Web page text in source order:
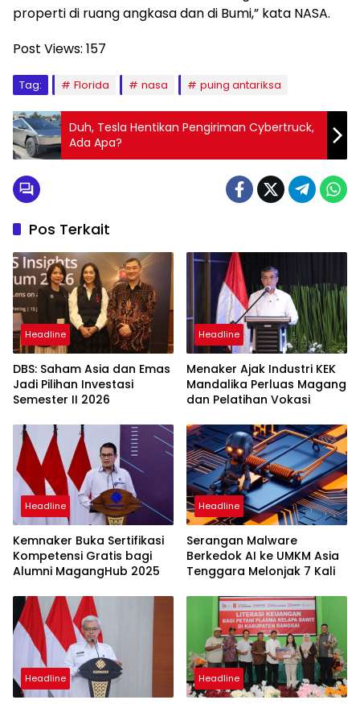
properti di ruang angkasa dan di Bumi,” kata NASA.
Post Views: 157
Tag: Florida nasa puing antariksa
Duh, Tesla Hentikan Pengiriman Cybertruck,
Ada Apa?
Pos Terkait
Headline
DBS: Saham Asia dan Emas
Jadi Pilihan Investasi
Semester II 2026
Headline
Menaker Ajak Industri KEK
Mandalika Perluas Magang
dan Pelatihan Vokasi
Headline
Kemnaker Buka Sertifikasi
Kompetensi Gratis bagi
Alumni MagangHub 2025
Headline
Serangan Malware
Berkedok AI ke UMKM Asia
Tenggara Melonjak 7 Kali
Headline Headline